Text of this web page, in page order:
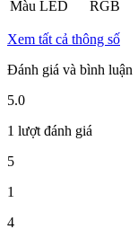
Màu LED RGB
Xem tất cả thông số
Đánh giá và bình luận
5.0
1 lượt đánh giá
5
1
4